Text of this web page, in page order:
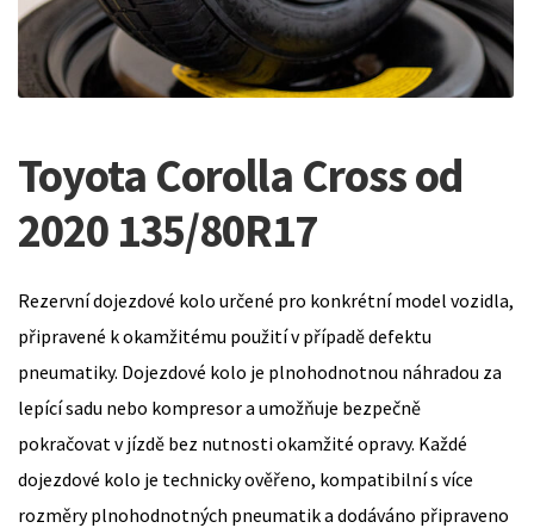
Toyota Corolla Cross od
2020 135/80R17
Rezervní dojezdové kolo určené pro konkrétní model vozidla,
připravené k okamžitému použití v případě defektu
pneumatiky. Dojezdové kolo je plnohodnotnou náhradou za
lepící sadu nebo kompresor a umožňuje bezpečně
pokračovat v jízdě bez nutnosti okamžité opravy. Každé
dojezdové kolo je technicky ověřeno, kompatibilní s více
rozměry plnohodnotných pneumatik a dodáváno připraveno